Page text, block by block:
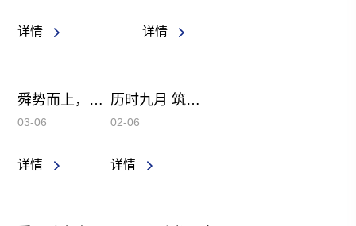
详情 详情
舜势而上，芳华致远
03-06
详情
历时九月 筑梦成真 | 舜驱动力浙江工厂圆满竣工，智造未来正式启航
02-06
详情